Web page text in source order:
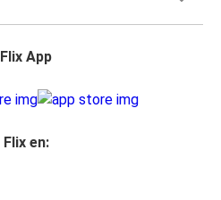
Flix App
Flix en: